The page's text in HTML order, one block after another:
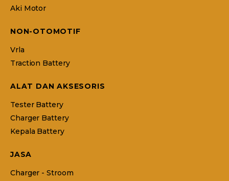
Aki Motor
NON-OTOMOTIF
Vrla
Traction Battery
ALAT DAN AKSESORIS
Tester Battery
Charger Battery
Kepala Battery
JASA
Charger - Stroom